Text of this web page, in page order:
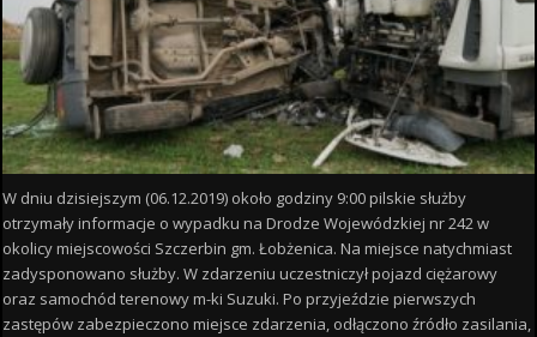
W dniu dzisiejszym (06.12.2019) około godziny 9:00 pilskie służby
otrzymały informacje o wypadku na Drodze Wojewódzkiej nr 242 w
okolicy miejscowości Szczerbin gm. Łobżenica. Na miejsce natychmiast
zadysponowano służby. W zdarzeniu uczestniczył pojazd ciężarowy
oraz samochód terenowy m-ki Suzuki. Po przyjeździe pierwszych
zastępów zabezpieczono miejsce zdarzenia, odłączono źródło zasilania,